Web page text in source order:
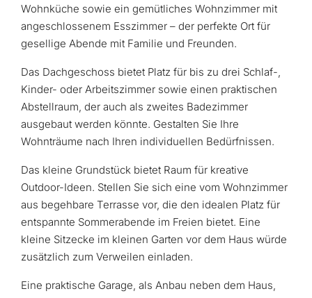
Wohnküche sowie ein gemütliches Wohnzimmer mit
angeschlossenem Esszimmer – der perfekte Ort für
gesellige Abende mit Familie und Freunden.
Das Dachgeschoss bietet Platz für bis zu drei Schlaf-,
Kinder- oder Arbeitszimmer sowie einen praktischen
Abstellraum, der auch als zweites Badezimmer
ausgebaut werden könnte. Gestalten Sie Ihre
Wohnträume nach Ihren individuellen Bedürfnissen.
Das kleine Grundstück bietet Raum für kreative
Outdoor-Ideen. Stellen Sie sich eine vom Wohnzimmer
aus begehbare Terrasse vor, die den idealen Platz für
entspannte Sommerabende im Freien bietet. Eine
kleine Sitzecke im kleinen Garten vor dem Haus würde
zusätzlich zum Verweilen einladen.
Eine praktische Garage, als Anbau neben dem Haus,